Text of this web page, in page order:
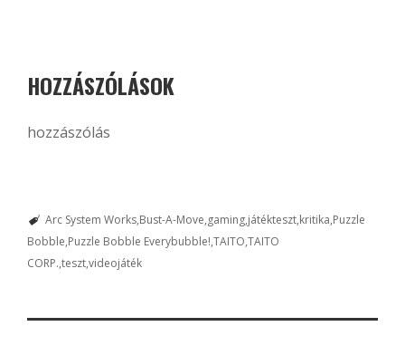
HOZZÁSZÓLÁSOK
hozzászólás
Arc System Works Bust-A-Move gaming játékteszt kritika Puzzle
Bobble Puzzle Bobble Everybubble! TAITO TAITO
CORP. tesztvideojáték